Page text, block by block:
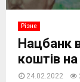
Різне
Нацбанк
коштів
24.02.2022